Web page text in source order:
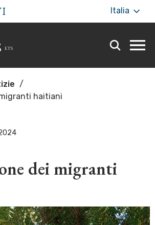
Italia
ets
haitiani
dei migranti